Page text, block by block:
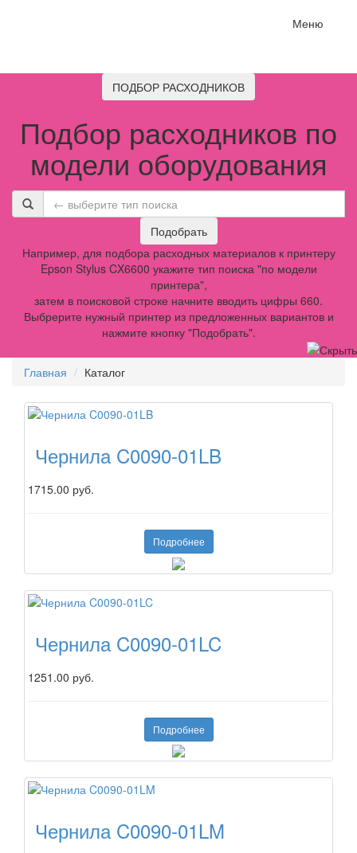
Меню
ПОДБОР РАСХОДНИКОВ
Подбор расходников по
модели оборудования
Подобрать
Например, для подбора расходных материалов к принтеру
Epson Stylus CX6600 укажите тип поиска "по модели
принтера",
затем в поисковой строке начните вводить цифры 660.
Выбрерите нужный принтер из предложенных вариантов и
нажмите кнопку "Подобрать".
Главная Каталог
Чернила C0090-01LB
1715.00 руб.
Подробнее
Чернила C0090-01LC
1251.00 руб.
Подробнее
Чернила C0090-01LM